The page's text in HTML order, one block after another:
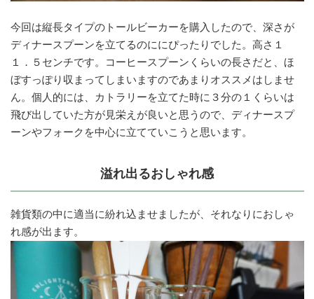
今回は縦長タイプのトールビーカーを購入したので、深さが
ディナースプーンを立てるのににぴったりでした。高さ１
１．５センチです。コーヒースプーンくらいの長さだと、ほ
ぼすっぽり収まってしまいますのであまりオススメはしませ
ん。個人的には、カトラリーを立てた時に３分の１くらいは
飛び出していた方が見栄えが良いと思うので、ディナースプ
ーンやフォークを中心に立てていこうと思います。
溢れ出るおしゃれ感
雑貨類の中に適当に紛れ込ませましたが、それなりにおしゃ
れ感が出ます。